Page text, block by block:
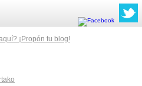
¡Propón tu blog!